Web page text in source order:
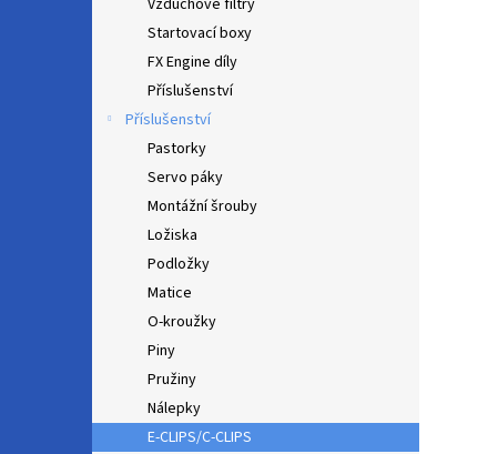
Vzduchové filtry
Startovací boxy
FX Engine díly
Příslušenství
Příslušenství
Pastorky
Servo páky
Montážní šrouby
Ložiska
Podložky
Matice
O-kroužky
Piny
Pružiny
Nálepky
E-CLIPS/C-CLIPS